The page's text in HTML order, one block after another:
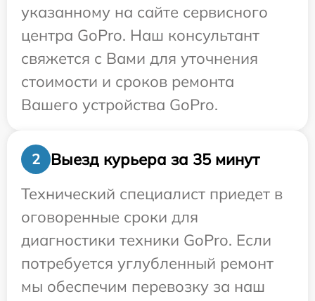
указанному на сайте сервисного
центра GoPro. Наш консультант
свяжется с Вами для уточнения
стоимости и сроков ремонта
Вашего устройства GoPro.
2
Выезд курьера за 35 минут
Технический специалист приедет в
оговоренные сроки для
диагностики техники GoPro. Если
потребуется углубленный ремонт
мы обеспечим перевозку за наш